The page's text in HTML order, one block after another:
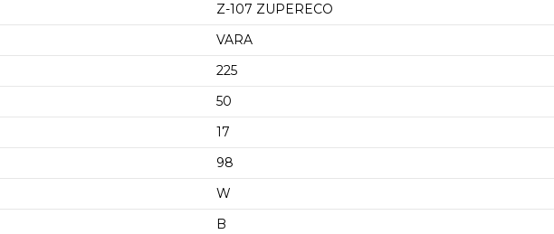
Z-107 ZUPERECO
VARA
225
50
17
98
W
B